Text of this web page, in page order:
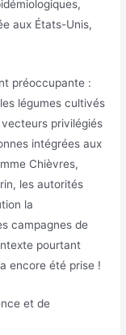
aux États-Unis,
préoccupante :
légumes cultivés
privilégiés
intégrées aux
Chièvres,
les autorités
la
campagnes de
pourtant
encore été prise !
et de